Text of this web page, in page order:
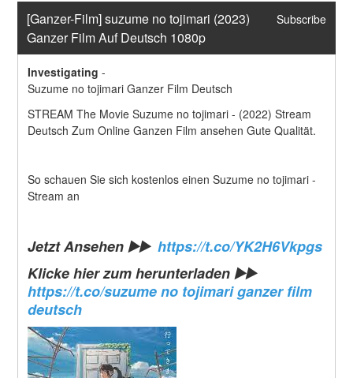
[Ganzer-Film] suzume no tojimari (2023)
Ganzer Film Auf Deutsch 1080p
Subscribe
Investigating -
Suzume no tojimari Ganzer Film Deutsch
STREAM The Movie Suzume no tojimari - (2022) Stream
Deutsch Zum Online Ganzen Film ansehen Gute Qualität.
So schauen Sie sich kostenlos einen Suzume no tojimari -
Stream an
Jetzt Ansehen ▶️▶️ https://t.co/YK2H6Vkpgs
Klicke hier zum herunterladen
https://t.co/suzume no tojimari ganzer film
deutsch